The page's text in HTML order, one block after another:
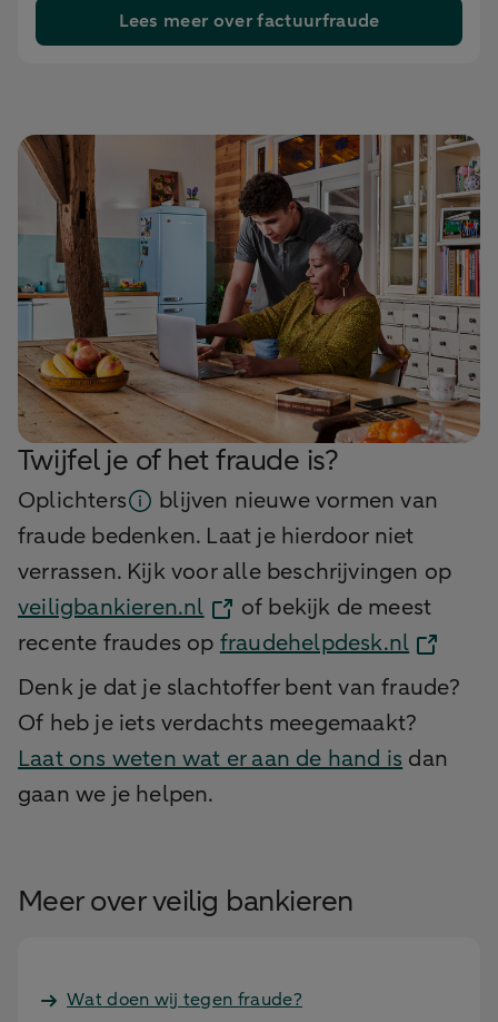
Lees meer over factuurfraude
Twijfel je of het fraude is?
Oplichters
blijven nieuwe vormen van
fraude bedenken. Laat je hierdoor niet
verrassen. Kijk voor alle beschrijvingen op
veiligbankieren.nl
of bekijk de meest
recente fraudes op fraudehelpdesk.nl
Denk je dat je slachtoffer bent van fraude?
Of heb je iets verdachts meegemaakt?
Laat ons weten wat er aan de hand is dan
gaan we je helpen.
Meer over veilig bankieren
Wat doen wij tegen fraude?